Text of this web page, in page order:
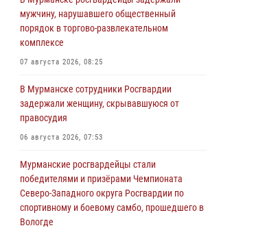
мужчину, нарушавшего общественный
порядок в торгово-развлекательном
комплексе
07 августа 2026, 08:25
В Мурманске сотрудники Росгвардии
задержали женщину, скрывавшуюся от
правосудия
06 августа 2026, 07:53
Мурманские росгвардейцы стали
победителями и призёрами Чемпионата
Северо-Западного округа Росгвардии по
спортивному и боевому самбо, прошедшего в
Вологде